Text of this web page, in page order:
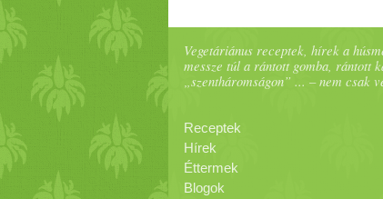
Vegetáriánus receptek, hírek a
messze túl a rántott gomba, rántott
„szentháromságon” ... – nem csak
Receptek
Hírek
Éttermek
Blogok